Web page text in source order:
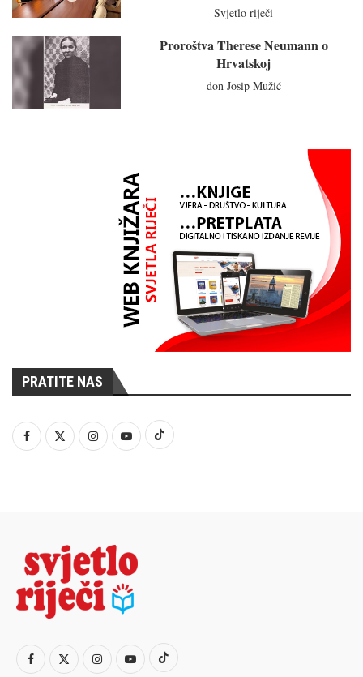
Svjetlo riječi
Proroštva Therese Neumann o
Hrvatskoj
don Josip Mužić
PRATITE NAS